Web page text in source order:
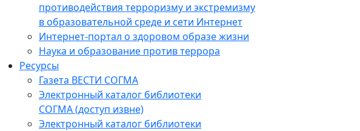
противодействия терроризму и экстремизму
в образовательной среде и сети Интернет
Интернет-портал о здоровом образе жизни
Наука и образование против террора
Ресурсы
Газета ВЕСТИ СОГМА
Электронный каталог библиотеки
СОГМА (доступ извне)
Электронный каталог библиотеки